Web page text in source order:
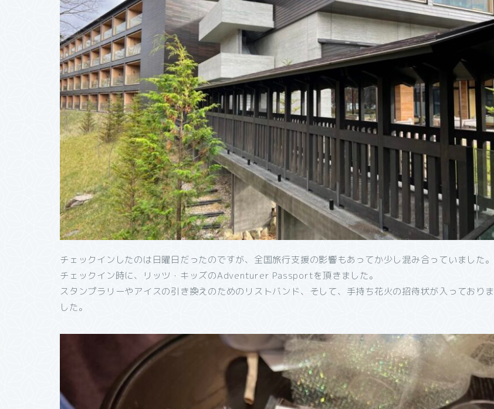
チェックインしたのは日曜日だったのですが、全国旅行支援の影響もあってか少し混み合っていました。
チェックイン時に、リッツ・キッズのAdventurer Passportを頂きました。
スタンプラリーやアイスの引き換えのためのリストバンド、そして、手持ち花火の招待状が入っておりま
した。